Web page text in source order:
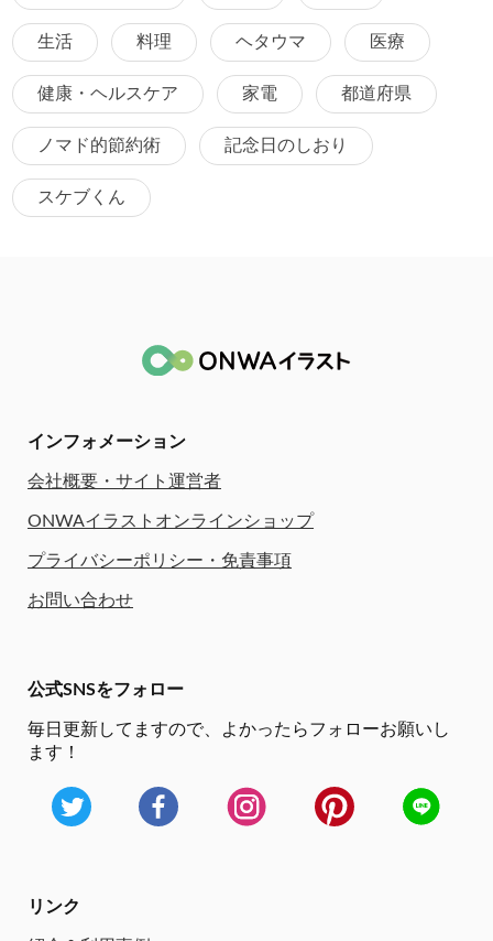
生活 料理 ヘタウマ 医療
健康・ヘルスケア 家電 都道府県
ノマド的節約術 記念日のしおり
スケブくん
インフォメーション
会社概要・サイト運営者
ONWAイラストオンラインショップ
プライバシーポリシー・免責事項
お問い合わせ
公式SNSをフォロー
毎日更新してますので、
よかったらフォローお願いし
ます！
リンク